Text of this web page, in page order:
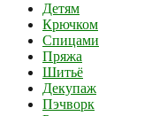
Детям
Крючком
Спицами
Пряжа
Шитьё
Декупаж
Пэчворк